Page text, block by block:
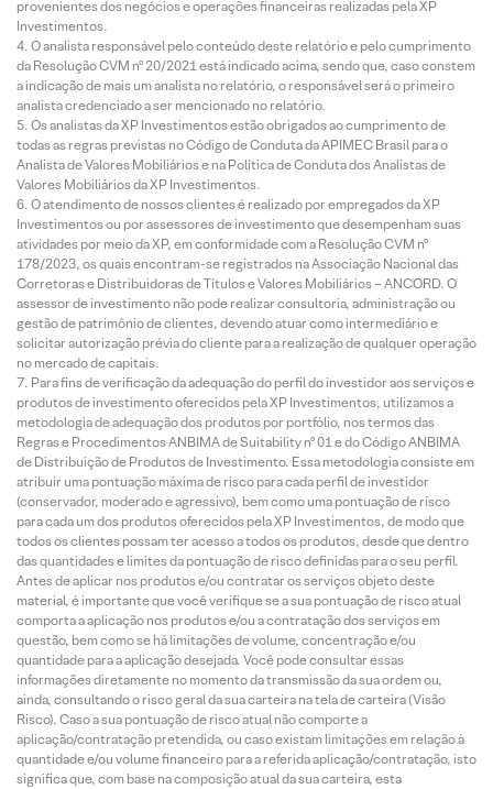
provenientes dos negócios e operações financeiras realizadas pela XP
Investimentos.
O analista responsável pelo conteúdo deste relatório e pelo cumprimento
da Resolução CVM nº 20/2021 está indicado acima, sendo que, caso constem
a indicação de mais um analista no relatório, o responsável será o primeiro
analista credenciado a ser mencionado no relatório.
Os analistas da XP Investimentos estão obrigados ao cumprimento de
todas as regras previstas no Código de Conduta da APIMEC Brasil para o
Analista de Valores Mobiliários e na Política de Conduta dos Analistas de
Valores Mobiliários da XP Investimentos.
O atendimento de nossos clientes é realizado por empregados da XP
Investimentos ou por assessores de investimento que desempenham suas
atividades por meio da XP, em conformidade com a Resolução CVM nº
178/2023, os quais encontram-se registrados na Associação Nacional das
Corretoras e Distribuidoras de Títulos e Valores Mobiliários – ANCORD. O
assessor de investimento não pode realizar consultoria, administração ou
gestão de patrimônio de clientes, devendo atuar como intermediário e
solicitar autorização prévia do cliente para a realização de qualquer operação
no mercado de capitais.
Para fins de verificação da adequação do perfil do investidor aos serviços e
produtos de investimento oferecidos pela XP Investimentos, utilizamos a
metodologia de adequação dos produtos por portfólio, nos termos das
Regras e Procedimentos ANBIMA de Suitability nº 01 e do Código ANBIMA
de Distribuição de Produtos de Investimento. Essa metodologia consiste em
atribuir uma pontuação máxima de risco para cada perfil de investidor
(conservador, moderado e agressivo), bem como uma pontuação de risco
para cada um dos produtos oferecidos pela XP Investimentos, de modo que
todos os clientes possam ter acesso a todos os produtos, desde que dentro
das quantidades e limites da pontuação de risco definidas para o seu perfil.
Antes de aplicar nos produtos e/ou contratar os serviços objeto deste
material, é importante que você verifique se a sua pontuação de risco atual
comporta a aplicação nos produtos e/ou a contratação dos serviços em
questão, bem como se há limitações de volume, concentração e/ou
quantidade para a aplicação desejada. Você pode consultar essas
informações diretamente no momento da transmissão da sua ordem ou,
ainda, consultando o risco geral da sua carteira na tela de carteira (Visão
Risco). Caso a sua pontuação de risco atual não comporte a
aplicação/contratação pretendida, ou caso existam limitações em relação à
quantidade e/ou volume financeiro para a referida aplicação/contratação, isto
significa que, com base na composição atual da sua carteira, esta